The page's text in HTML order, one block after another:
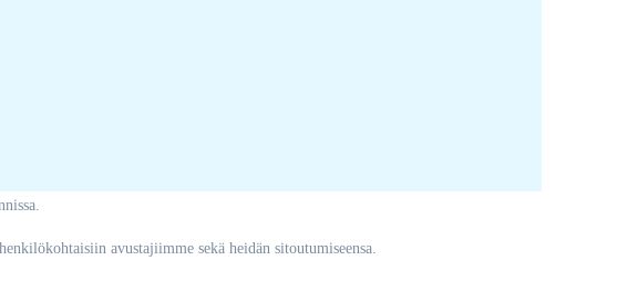
avustajiimme sekä heidän sitoutumiseensa.